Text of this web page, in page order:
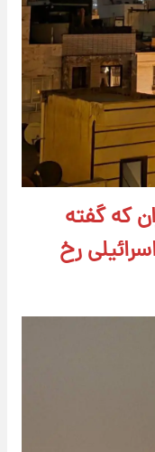
که گفته
رخ